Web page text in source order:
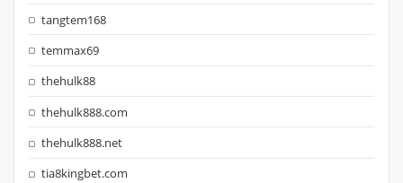
tangtem168
temmax69
thehulk88
thehulk888.com
thehulk888.net
tia8kingbet.com